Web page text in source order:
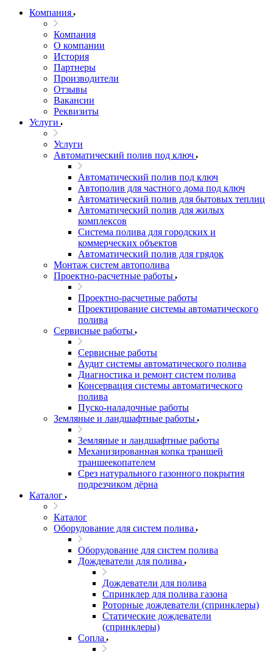
Компания
Компания
О компании
История
Партнеры
Производители
Отзывы
Вакансии
Реквизиты
Услуги
Услуги
Автоматический полив под ключ
Автоматический полив под ключ
Автополив для частного дома под ключ
Автоматический полив для бытовых теплиц
Автоматический полив для жилых
комплексов
Система полива для городских и
коммерческих объектов
Автоматический полив для грядок
Монтаж систем автополива
Проектно-расчетные работы
Проектно-расчетные работы
Проектирование системы автоматического
полива
Сервисные работы
Сервисные работы
Аудит системы автоматического полива
Диагностика и ремонт систем полива
Консервация системы автоматического
полива
Пуско-наладочные работы
Земляные и ландшафтные работы
Земляные и ландшафтные работы
Механизированная копка траншей
траншеекопателем
Срез натурального газонного покрытия
подрезчиком дёрна
Каталог
Каталог
Оборудование для систем полива
Оборудование для систем полива
Дождеватели для полива
Дождеватели для полива
Cпринклер для полива газона
Роторные дождеватели (спринклеры)
Статические дождеватели
(спринклеры)
Сопла